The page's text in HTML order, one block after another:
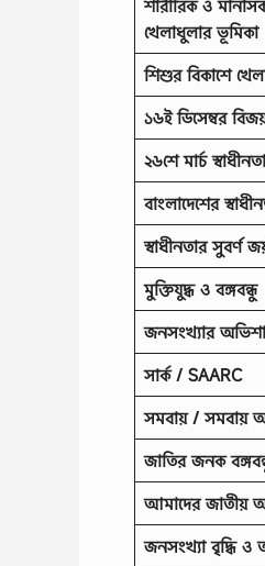
শারীরিক ও
খেলাধুলার ভূমিকা
শিশুর বিকাশে
১৬ই ডিসেম্বর
২৬শে মার্চ
বাংলাদেশের
স্বাধীনতার সুবর্ণ
মুক্তিযুদ্ধ ও বঙ্গবন্ধু
জনসংখ্যার
সার্ক / SAARC
সমবায় / সমবায়
জাতির জনক
আমাদের জাতীয়
জনসংখ্যা বৃদ্ধি ও